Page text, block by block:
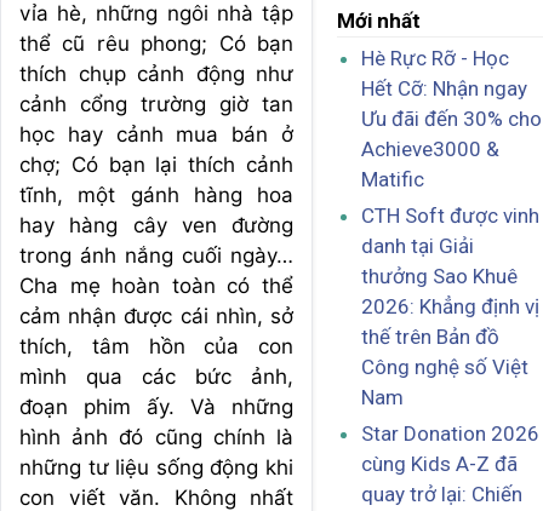
vỉa hè, những ngôi nhà tập
thể cũ rêu phong; Có bạn
thích chụp cảnh động như
cảnh cổng trường giờ tan
học hay cảnh mua bán ở
chợ; Có bạn lại thích cảnh
tĩnh, một gánh hàng hoa
hay hàng cây ven đường
trong ánh nắng cuối ngày…
Cha mẹ hoàn toàn có thể
cảm nhận được cái nhìn, sở
thích, tâm hồn của con
mình qua các bức ảnh,
đoạn phim ấy. Và những
hình ảnh đó cũng chính là
những tư liệu sống động khi
con viết văn. Không nhất
Mới nhất
Hè Rực Rỡ - Học
Hết Cỡ: Nhận ngay
Ưu đãi đến 30% cho
Achieve3000 &
Matific
CTH Soft được vinh
danh tại Giải
thưởng Sao Khuê
2026: Khẳng định vị
thế trên Bản đồ
Công nghệ số Việt
Nam
Star Donation 2026
cùng Kids A-Z đã
quay trở lại: Chiến